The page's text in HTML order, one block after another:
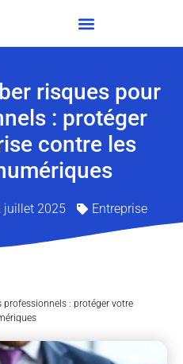
risques pour
: protéger
contre les
juillet 2025 Entreprise
professionnels : protéger votre